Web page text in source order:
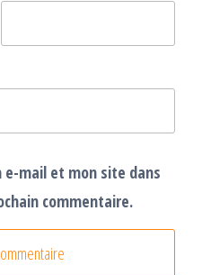
mail et mon site dans
commentaire.